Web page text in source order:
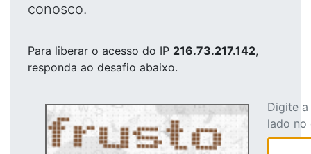
conosco.
Para liberar o acesso do IP 216.73.217.142,
responda ao desafio abaixo.
Digite
lado no